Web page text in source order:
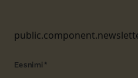
Eesnimi *